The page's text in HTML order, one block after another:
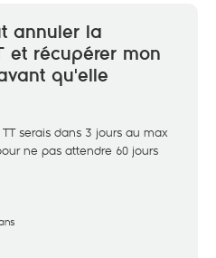
annuler la
et récupérer mon
qu'elle
serais dans 3 jours au max
ne pas attendre 60 jours